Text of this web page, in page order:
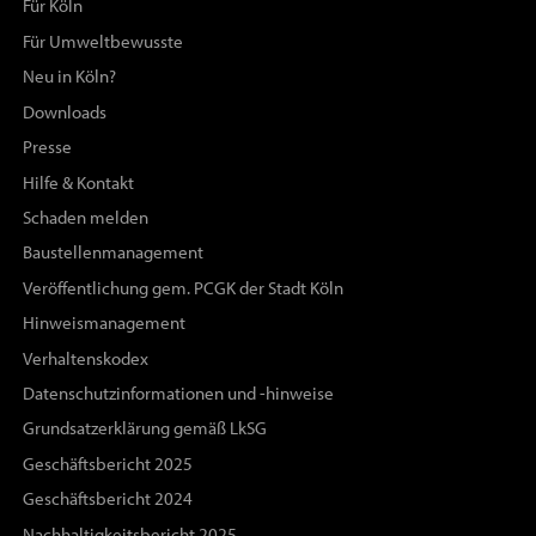
Für Köln
Für Umweltbewusste
Neu in Köln?
Downloads
Presse
Hilfe & Kontakt
Schaden melden
Baustellenmanagement
Veröffentlichung gem. PCGK der Stadt Köln
Hinweismanagement
Verhaltenskodex
Datenschutzinformationen und -hinweise
Grundsatzerklärung gemäß LkSG
Geschäftsbericht 2025
Geschäftsbericht 2024